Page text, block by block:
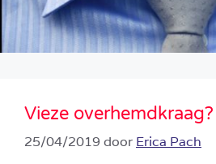
Vieze overhemdkraag?
25/04/2019 door Erica Pach